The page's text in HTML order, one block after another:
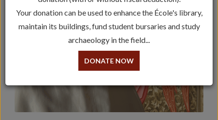
Your donation can be used to enhance the École's library,
maintain its buildings, fund student bursaries and study
archaeology in the field...
DONATE NOW